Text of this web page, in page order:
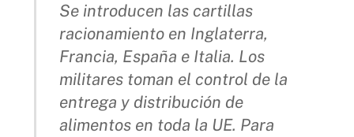
Se introducen las cartillas
racionamiento en Inglaterra,
Francia, España e Italia. Los
militares toman el control de la
entrega y distribución de
alimentos en toda la UE. Para